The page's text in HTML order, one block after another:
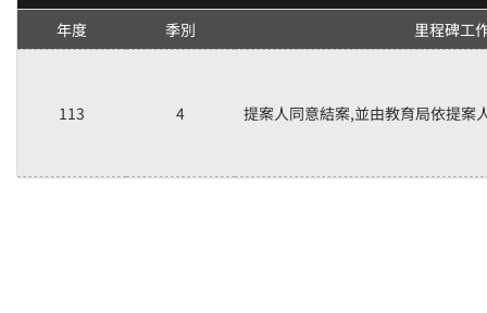
年度 季別 里程碑工
113 4 提案人同意結案,並由教育局依提案